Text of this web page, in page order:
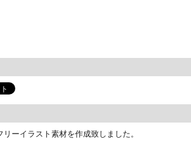
ーイラスト素材を作成致しました。